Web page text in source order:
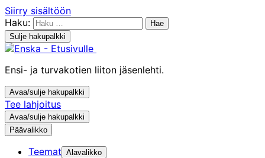
Siirry sisältöön
Haku:
Sulje hakupalkki
Ensi- ja turvakotien liiton jäsenlehti.
Avaa/sulje hakupalkki
Tee lahjoitus
Avaa/sulje hakupalkki
Päävalikko
Teemat Alavalikko